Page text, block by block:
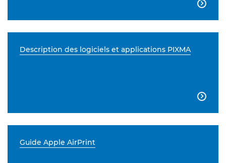

Description des logiciels et applications PIXMA

Guide Apple AirPrint